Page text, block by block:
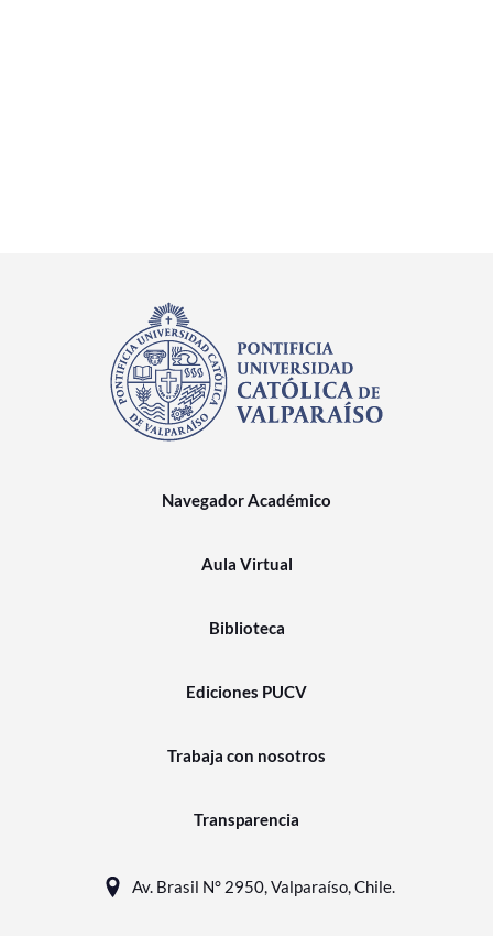
Navegador Académico
Aula Virtual
Biblioteca
Ediciones PUCV
Trabaja con nosotros
Transparencia
Av. Brasil N° 2950, Valparaíso, Chile.